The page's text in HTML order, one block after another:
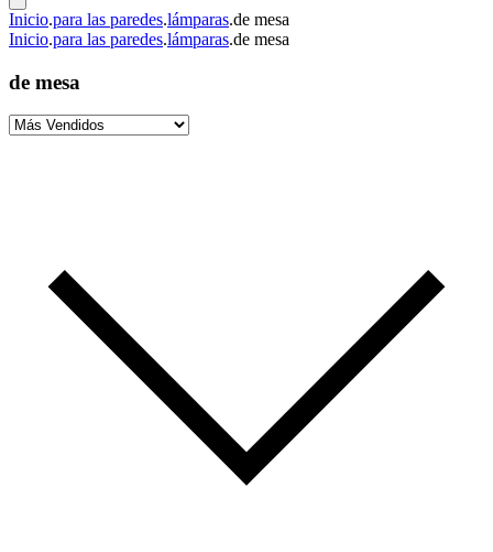
Inicio.para las paredes.lámparas.de mesa
Inicio.para las paredes.lámparas.de mesa
de mesa